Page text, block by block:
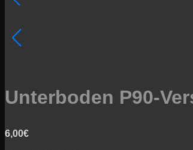
Unterboden P90-
6,00€